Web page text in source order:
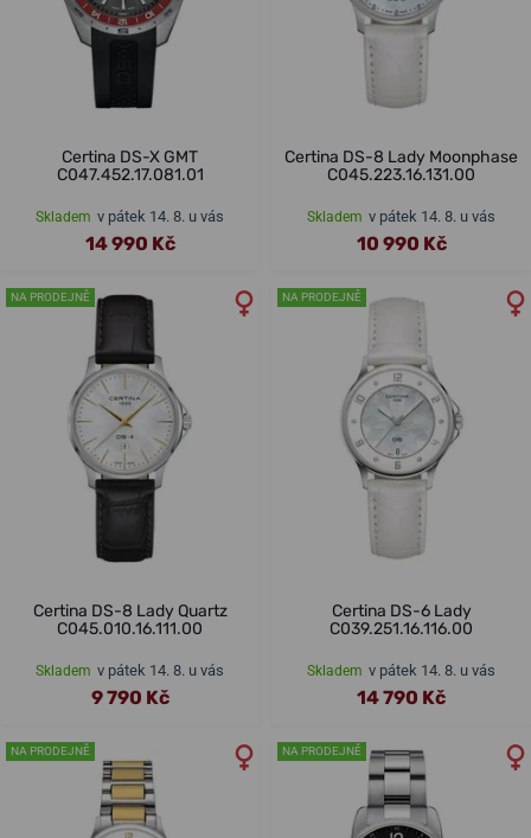
Certina DS-X GMT
C047.452.17.081.01
Skladem v pátek 14. 8. u vás
14 990 Kč
Certina DS-8 Lady Moonphase
C045.223.16.131.00
Skladem v pátek 14. 8. u vás
10 990 Kč
NA PRODEJNĚ
Certina DS-8 Lady Quartz
C045.010.16.111.00
Skladem v pátek 14. 8. u vás
9 790 Kč
NA PRODEJNĚ
Certina DS-6 Lady
C039.251.16.116.00
Skladem v pátek 14. 8. u vás
14 790 Kč
NA PRODEJNĚ NA PRODEJNĚ